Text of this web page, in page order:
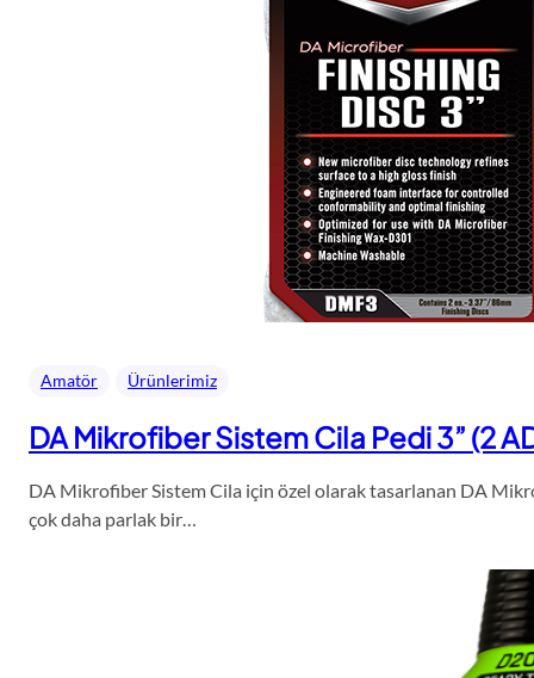
Amatör Ürünlerimiz
DA Mikrofiber Sistem Cila Pedi 3” (2
DA Mikrofiber Sistem Cila için özel olarak tasarlanan DA
çok daha parlak bir…